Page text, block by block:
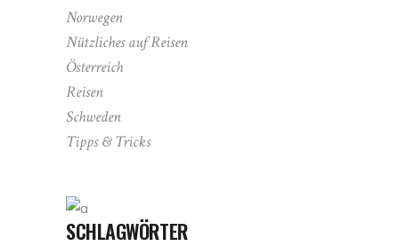
Norwegen
Nützliches auf Reisen
Österreich
Reisen
Schweden
Tipps & Tricks
SCHLAGWÖRTER